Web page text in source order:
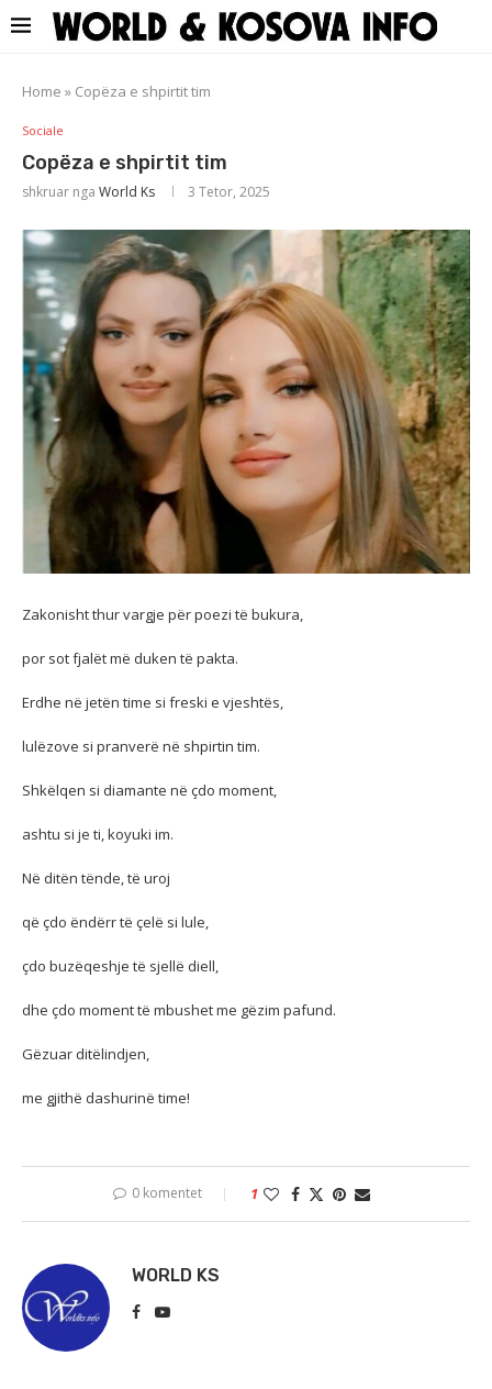
Home » Copëza e shpirtit tim
Sociale
Copëza e shpirtit tim
shkruar nga World Ks 3 Tetor, 2025
Zakonisht thur vargje për poezi të bukura,
por sot fjalët më duken të pakta.
Erdhe në jetën time si freski e vjeshtës,
lulëzove si pranverë në shpirtin tim.
Shkëlqen si diamante në çdo moment,
ashtu si je ti, koyuki im.
Në ditën tënde, të uroj
që çdo ëndërr të çelë si lule,
çdo buzëqeshje të sjellë diell,
dhe çdo moment të mbushet me gëzim pafund.
Gëzuar ditëlindjen,
me gjithë dashurinë time!
0 komentet 1
WORLD KS